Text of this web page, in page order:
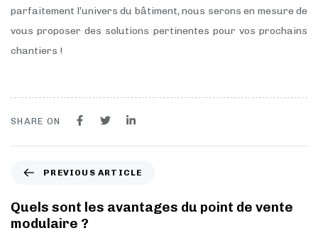
parfaitement l’univers du bâtiment, nous serons en mesure de
vous proposer des solutions pertinentes pour vos prochains
chantiers !
SHARE ON
PREVIOUS ARTICLE
Quels sont les avantages du point de vente
modulaire ?